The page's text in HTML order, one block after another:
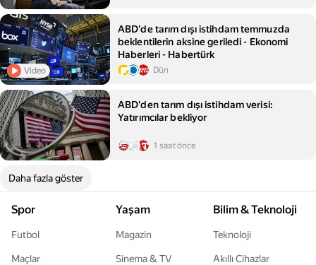
Video
ABD'de tarım dışı istihdam temmuzda
beklentilerin aksine geriledi - Ekonomi
Haberleri - Habertürk
Dün
ABD'den tarım dışı istihdam verisi:
Yatırımcılar bekliyor
1 saat önce
Daha fazla göster
Spor
Futbol
Maçlar
Yaşam
Magazin
Sinema & TV
Bilim & Teknoloji
Teknoloji
Akıllı Cihazlar